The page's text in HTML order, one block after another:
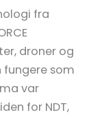
fra
droner og
fungere som
var
for NDT,